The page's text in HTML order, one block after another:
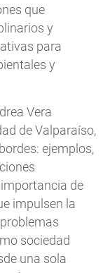
que
y
para
y
Vera
de Valparaíso,
ejemplos,
de
impulsen la
sociedad
una sola